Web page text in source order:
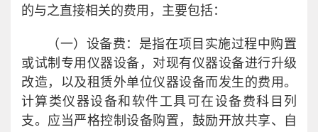
的与之直接相关的费用，主要包括：
（一）设备费：是指在项目实施过程中购置
或试制专用仪器设备，对现有仪器设备进行升级
改造，以及租赁外单位仪器设备而发生的费用。
计算类仪器设备和软件工具可在设备费科目列
支。应当严格控制设备购置，鼓励开放共享、自